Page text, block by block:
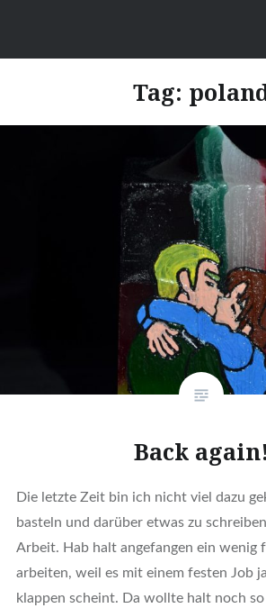
DragonDanielas
Tag:
Back again!
Die letzte Zeit bin ich nicht viel dazu
basteln und darüber etwas zu
Arbeit. Hab halt angefangen ein wenig
arbeiten, weil es mit einem festen Job
klappen scheint. Da wollte halt noch